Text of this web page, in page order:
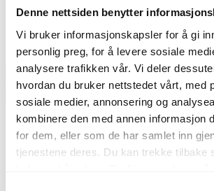
Denne nettsiden benytter
Vi bruker informasjonskapsler for å gi
personlig preg, for å levere sosiale
analysere trafikken vår. Vi deler
hvordan du bruker nettstedet vårt, med
sosiale medier, annonsering og
kombinere den med annen informasjon
for dem, eller som de har samlet inn
tjenestene deres. Du kan trekke tilbake
kr 15,-
På nettlager
Legg til ønskeliste